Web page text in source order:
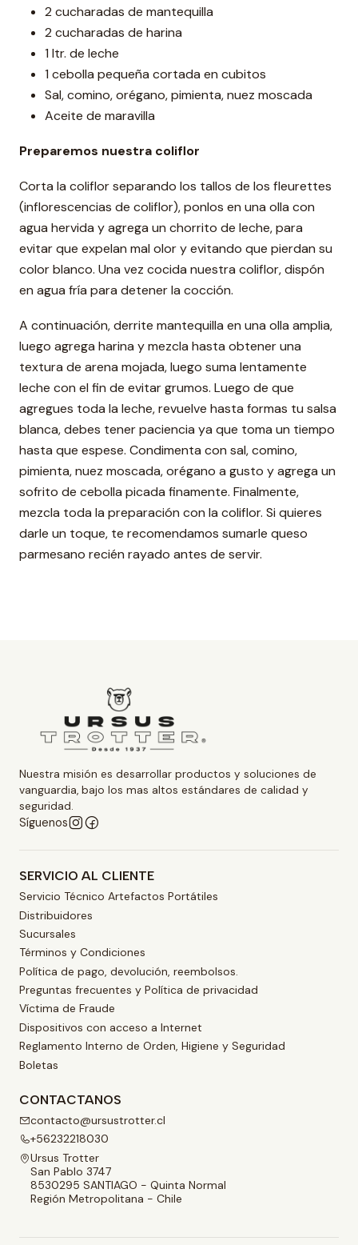
2 cucharadas de mantequilla
2 cucharadas de harina
1 ltr. de leche
1 cebolla pequeña cortada en cubitos
Sal, comino, orégano, pimienta, nuez moscada
Aceite de maravilla
Preparemos nuestra coliflor
Corta la coliflor separando los tallos de los fleurettes
(inflorescencias de coliflor), ponlos en una olla con
agua hervida y agrega un chorrito de leche, para
evitar que expelan mal olor y evitando que pierdan su
color blanco. Una vez cocida nuestra coliflor, dispón
en agua fría para detener la cocción.
A continuación, derrite mantequilla en una olla amplia,
luego agrega harina y mezcla hasta obtener una
textura de arena mojada, luego suma lentamente
leche con el fin de evitar grumos. Luego de que
agregues toda la leche, revuelve hasta formas tu salsa
blanca, debes tener paciencia ya que toma un tiempo
hasta que espese. Condimenta con sal, comino,
pimienta, nuez moscada, orégano a gusto y agrega un
sofrito de cebolla picada finamente. Finalmente,
mezcla toda la preparación con la coliflor. Si quieres
darle un toque, te recomendamos sumarle queso
parmesano recién rayado antes de servir.
Nuestra misión es desarrollar productos y soluciones de
vanguardia, bajo los mas altos estándares de calidad y
seguridad.
Síguenos
SERVICIO AL CLIENTE
Servicio Técnico Artefactos Portátiles
Distribuidores
Sucursales
Términos y Condiciones
Política de pago, devolución, reembolsos.
Preguntas frecuentes y Política de privacidad
Víctima de Fraude
Dispositivos con acceso a Internet
Reglamento Interno de Orden, Higiene y Seguridad
Boletas
CONTACTANOS
contacto@ursustrotter.cl
+56232218030
Ursus Trotter
San Pablo 3747
8530295 SANTIAGO - Quinta Normal
Región Metropolitana - Chile